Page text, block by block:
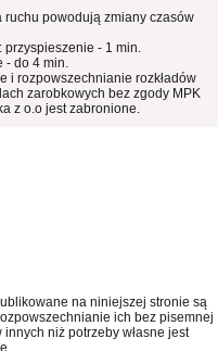
ruchu powodują zmiany czasów
przyspieszenie - 1 min.
- do 4 min.
i rozpowszechnianie rozkładów
zarobkowych bez zgody MPK
z o.o jest zabronione.
na niniejszej stronie są
ich bez pisemnej
niż potrzeby własne jest